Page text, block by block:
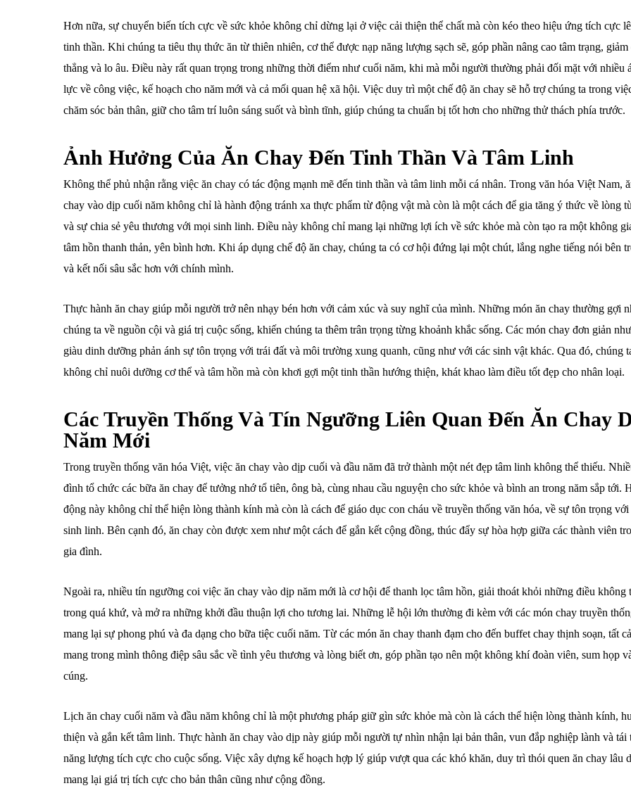
Hơn nữa, sự chuyển biến tích cực về sức khỏe không chỉ dừng lại ở việc cải thiện thể chất mà còn kéo theo hiệu ứng tích cực
tinh thần. Khi chúng ta tiêu thụ thức ăn từ thiên nhiên, cơ thể được nạp năng lượng sạch sẽ, góp phần nâng cao tâm trạng, giảm
thẳng và lo âu. Điều này rất quan trọng trong những thời điểm như cuối năm, khi mà mỗi người thường phải đối mặt với nhiều
lực về công việc, kế hoạch cho năm mới và cả mối quan hệ xã hội. Việc duy trì một chế độ ăn chay sẽ hỗ trợ chúng ta trong
chăm sóc bản thân, giữ cho tâm trí luôn sáng suốt và bình tĩnh, giúp chúng ta chuẩn bị tốt hơn cho những thử thách phía trước.
Ảnh Hưởng Của Ăn Chay Đến Tinh Thần Và Tâm Linh
Không thể phủ nhận rằng việc ăn chay có tác động mạnh mẽ đến tinh thần và tâm linh mỗi cá nhân. Trong văn hóa Việt Nam,
chay vào dịp cuối năm không chỉ là hành động tránh xa thực phẩm từ động vật mà còn là một cách để gia tăng ý thức về lòng
và sự chia sẻ yêu thương với mọi sinh linh. Điều này không chỉ mang lại những lợi ích về sức khỏe mà còn tạo ra một không
tâm hồn thanh thản, yên bình hơn. Khi áp dụng chế độ ăn chay, chúng ta có cơ hội đứng lại một chút, lắng nghe tiếng nói bên
và kết nối sâu sắc hơn với chính mình.
Thực hành ăn chay giúp mỗi người trở nên nhạy bén hơn với cảm xúc và suy nghĩ của mình. Những món ăn chay thường gợi
chúng ta về nguồn cội và giá trị cuộc sống, khiến chúng ta thêm trân trọng từng khoảnh khắc sống. Các món chay đơn giản
giàu dinh dưỡng phản ánh sự tôn trọng với trái đất và môi trường xung quanh, cũng như với các sinh vật khác. Qua đó, chúng
không chỉ nuôi dưỡng cơ thể và tâm hồn mà còn khơi gợi một tinh thần hướng thiện, khát khao làm điều tốt đẹp cho nhân loại.
Các Truyền Thống Và Tín Ngưỡng Liên Quan Đến Ăn Chay
Năm Mới
Trong truyền thống văn hóa Việt, việc ăn chay vào dịp cuối và đầu năm đã trở thành một nét đẹp tâm linh không thể thiếu.
đình tổ chức các bữa ăn chay để tưởng nhớ tổ tiên, ông bà, cùng nhau cầu nguyện cho sức khỏe và bình an trong năm sắp tới.
động này không chỉ thể hiện lòng thành kính mà còn là cách để giáo dục con cháu về truyền thống văn hóa, về sự tôn trọng
sinh linh. Bên cạnh đó, ăn chay còn được xem như một cách để gắn kết cộng đồng, thúc đẩy sự hòa hợp giữa các thành viên
gia đình.
Ngoài ra, nhiều tín ngưỡng coi việc ăn chay vào dịp năm mới là cơ hội để thanh lọc tâm hồn, giải thoát khỏi những điều không
trong quá khứ, và mở ra những khởi đầu thuận lợi cho tương lai. Những lễ hội lớn thường đi kèm với các món chay truyền
mang lại sự phong phú và đa dạng cho bữa tiệc cuối năm. Từ các món ăn chay thanh đạm cho đến buffet chay thịnh soạn, tất
mang trong mình thông điệp sâu sắc về tình yêu thương và lòng biết ơn, góp phần tạo nên một không khí đoàn viên, sum họp
cúng.
Lịch ăn chay cuối năm và đầu năm không chỉ là một phương pháp giữ gìn sức khỏe mà còn là cách thể hiện lòng thành kính,
thiện và gắn kết tâm linh. Thực hành ăn chay vào dịp này giúp mỗi người tự nhìn nhận lại bản thân, vun đắp nghiệp lành và tái
năng lượng tích cực cho cuộc sống. Việc xây dựng kế hoạch hợp lý giúp vượt qua các khó khăn, duy trì thói quen ăn chay lâu
mang lại giá trị tích cực cho bản thân cũng như cộng đồng.